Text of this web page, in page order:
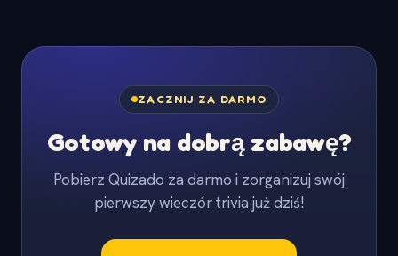
ZACZNIJ ZA DARMO
Gotowy na dobrą zabawę?
Pobierz Quizado za darmo i zorganizuj swój
pierwszy wieczór trivia już dziś!